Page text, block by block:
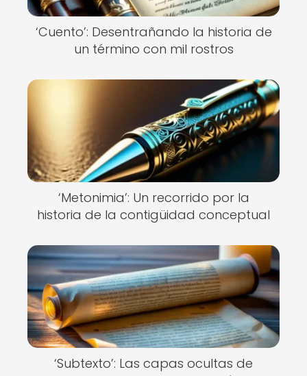
‘Cuento’: Desentrañando la historia de
un término con mil rostros
‘Metonimia’: Un recorrido por la
historia de la contigüidad conceptual
‘Subtexto’: Las capas ocultas de